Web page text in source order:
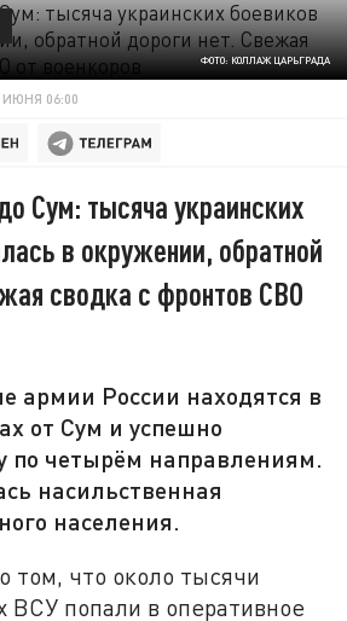
ФОТО: КОЛЛАЖ ЦАРЬГРАДА
ИЮНЯ 06:00
Сум: тысяча украинских
в окружении, обратной
сводка с фронтов СВО
армии России находятся в
от Сум и успешно
по четырём направлениям.
насильственная
населения.
том, что около тысячи
ВСУ попали в оперативное